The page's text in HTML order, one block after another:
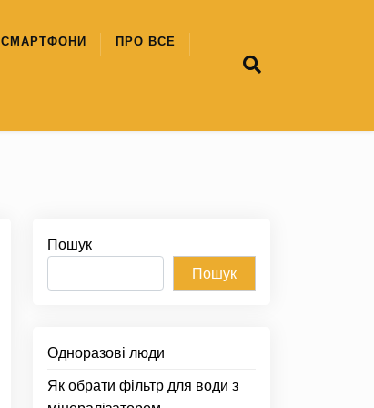
СМАРТФОНИ ПРО ВСЕ
Пошук
Пошук
Одноразові люди
Як обрати фільтр для води з